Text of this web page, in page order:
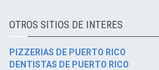
OTROS SITIOS DE INTERES
PIZZERIAS DE PUERTO RICO
DENTISTAS DE PUERTO RICO